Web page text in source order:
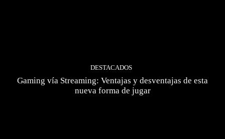
DESTACADOS
Gaming vía Streaming: Ventajas y desventajas de esta
nueva forma de jugar